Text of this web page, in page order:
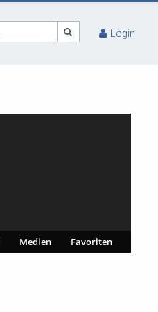
Login
Medien Favoriten